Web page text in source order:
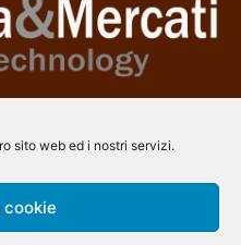
sito web ed i nostri servizi.
prodotti, mercati e